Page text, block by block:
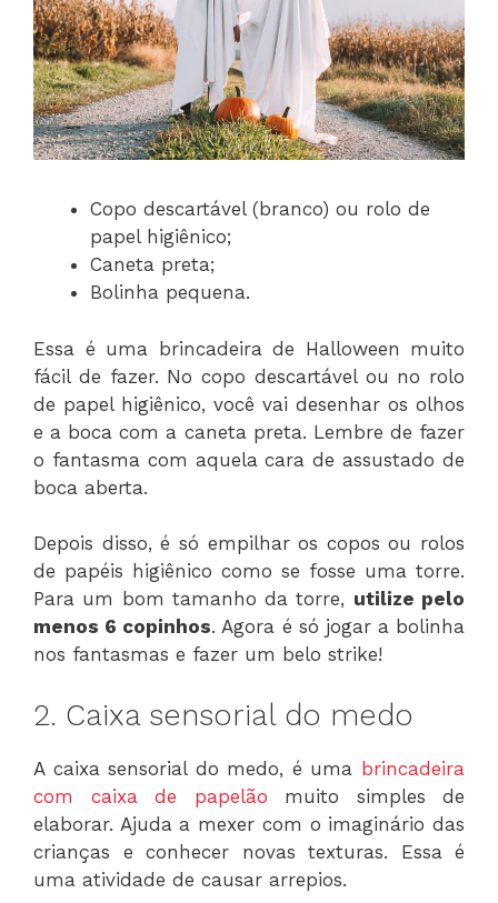
Copo descartável (branco) ou rolo de
papel higiênico;
Caneta preta;
Bolinha pequena.
Essa é uma brincadeira de Halloween muito
fácil de fazer. No copo descartável ou no rolo
de papel higiênico, você vai desenhar os olhos
e a boca com a caneta preta. Lembre de fazer
o fantasma com aquela cara de assustado de
boca aberta.
Depois disso, é só empilhar os copos ou rolos
de papéis higiênico como se fosse uma torre.
Para um bom tamanho da torre, utilize pelo
menos 6 copinhos. Agora é só jogar a bolinha
nos fantasmas e fazer um belo strike!
2. Caixa sensorial do medo
A caixa sensorial do medo, é uma brincadeira
com caixa de papelão muito simples de
elaborar. Ajuda a mexer com o imaginário das
crianças e conhecer novas texturas. Essa é
uma atividade de causar arrepios.